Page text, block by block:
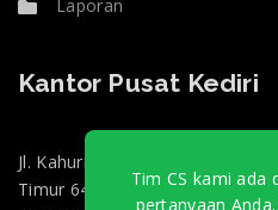
Laporan
Kantor Pusat Kediri
Jl. Kahuripan 47, Doko, Kec.
Timur 64182
Tim CS kami ada
pertanyaan